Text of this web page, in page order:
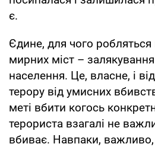
є.
Єдине, для чого робляться
мирних міст –
населення. Це, власне, і
терору від умисних
меті вбити когось
терориста взагалі не
вбиває. Навпаки,